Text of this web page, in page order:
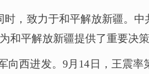
，致力于和平解放新疆。
和平解放新疆提供了重要决策
西进发。9月14日，王震率